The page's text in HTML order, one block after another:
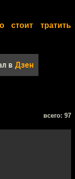
стоит тратить
в Дзен
всего: 97